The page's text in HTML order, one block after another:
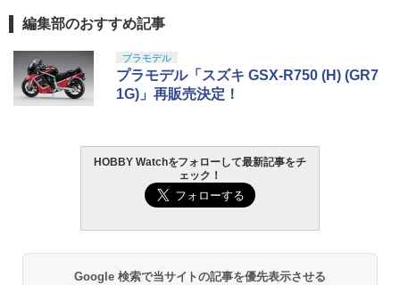
編集部のおすすめ記事
プラモデル
プラモデル「スズキ GSX-R750 (H) (GR7
1G)」再販売決定！
HOBBY Watchをフォローして最新記事をチ
ェック！
Google 検索で当サイトの記事を優先表示させる